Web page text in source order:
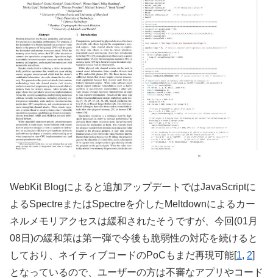
WebKit Blogによると追加アップデートではJavaScriptに
よるSpectreまたはSpectreを介したMeltdownによるカー
ネルメモリアクセスは緩和されたそうですが、今回(01月
08日)の緩和策は第一弾で今後も脆弱性の対応を続けると
しており、ネイティブコードのPoCもまだ再現可能[1, 2]
となっているので、ユーザーの方は不審なアプリやコード